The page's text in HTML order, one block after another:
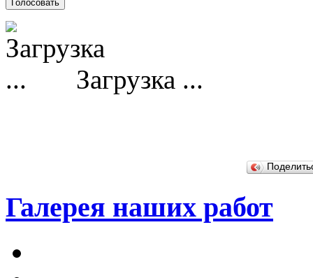
Загрузка ...
Галерея наших работ